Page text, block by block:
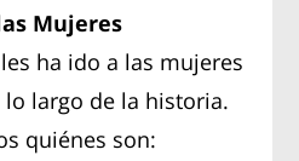
Mujeres
ha ido a las mujeres
lo largo de la historia.
quiénes son: